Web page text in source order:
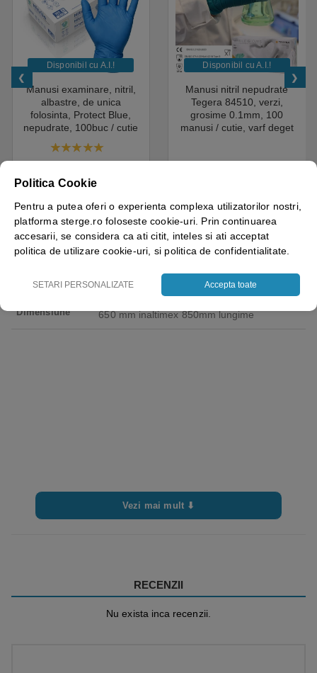
Disponibil cu A.I.​!
Manusi examinare, nitril,
albastre, de unica
folosinta, Protect Blue,
nepudrate, 100buc / cutie
saloane si domeniul
4.50out of 5
Disponibil cu A.I.​!
Manusi nitril nepudrate
Tegera 84510, verzi,
grosime 0.1mm, 100
manusi / cutie, varf deget
Brand Coba
Dimensiune 650 mm inaltimex 850mm lungime
Vezi mai mult ⬇
RECENZII
Nu exista inca recenzii.
Politica Cookie
Pentru a putea oferi o experienta complexa utilizatorilor nostri,
platforma sterge.ro foloseste cookie-uri. Prin continuarea
accesarii, se considera ca ati citit, inteles si ati acceptat
politica de utilizare cookie-uri, si politica de confidentialitate.
SETARI PERSONALIZATE Accepta toate